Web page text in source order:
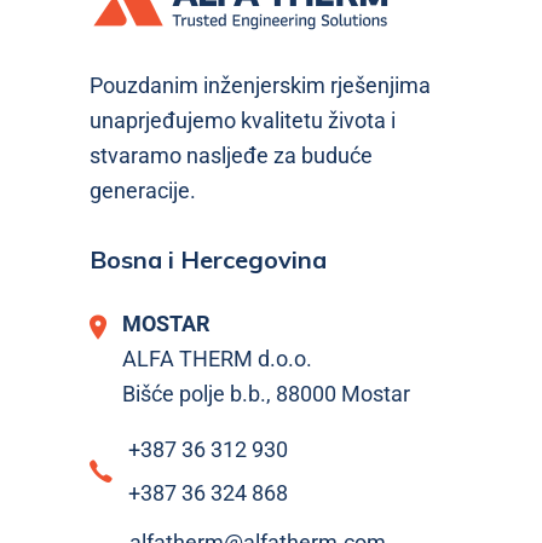
Pouzdanim inženjerskim rješenjima
unaprjeđujemo kvalitetu života i
stvaramo nasljeđe za buduće
generacije.
Bosna i Hercegovina
MOSTAR
ALFA THERM d.o.o.
Bišće polje b.b., 88000 Mostar
+387 36 312 930
+387 36 324 868